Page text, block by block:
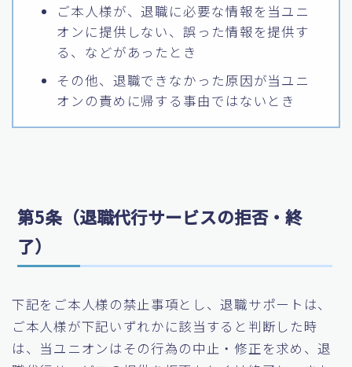
ご本人様が、退職に必要な情報を当ユニ
オンに提供しない、誤った情報を提供す
る、などがあったとき
その他、退職できなかった原因が当ユニ
オンの責めに帰する事由ではないとき
第5条（退職代行サービスの拒否・終
了）
下記をご本人様の禁止事項とし、退職サポートは、
ご本人様が下記いずれかに該当すると判断した時
は、当ユニオンはその行為の中止・修正を求め、退